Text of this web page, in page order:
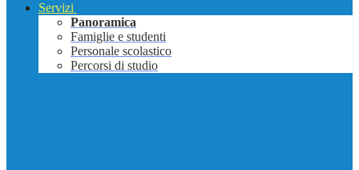
Servizi
Panoramica
Famiglie e studenti
Personale scolastico
Percorsi di studio